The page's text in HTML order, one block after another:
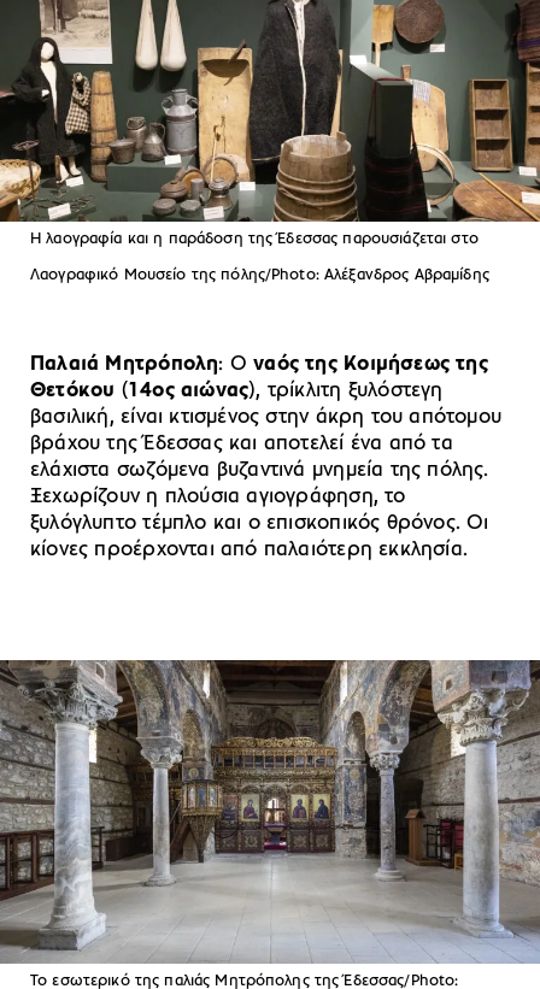
Η λαογραφία και η παράδοση της Έδεσσας παρουσιάζεται στο
Λαογραφικό Μουσείο της πόλης/Photo: Αλέξανδρος Αβραμίδης
Παλαιά Μητρόπολη: Ο ναός της Κοιμήσεως της
Θετόκου (14ος αιώνας), τρίκλιτη ξυλόστεγη
βασιλική, είναι κτισμένος στην άκρη του απότομου
βράχου της Έδεσσας και αποτελεί ένα από τα
ελάχιστα σωζόμενα βυζαντινά μνημεία της πόλης.
Ξεχωρίζουν η πλούσια αγιογράφηση, το
ξυλόγλυπτο τέμπλο και ο επισκοπικός θρόνος. Οι
κίονες προέρχονται από παλαιότερη εκκλησία.
Το εσωτερικό της παλιάς Μητρόπολης της Έδεσσας/Photo: